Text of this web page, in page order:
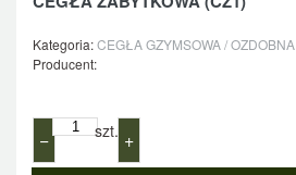
Kategoria:CEGŁA GZYMSOWA / OZDOBNA
Producent:
− szt. +